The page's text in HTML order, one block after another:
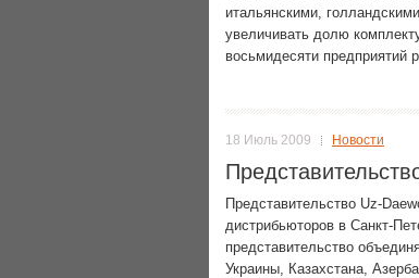
итальянскими,
увеличивать долю
восьмидесяти предприятий
18 Июль 2009 Новости
Представительство Uz-
дистрибьюторов в Санкт-
представительство
Украины, Казахстана,